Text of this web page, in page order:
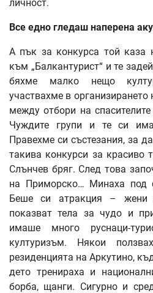
личност.
Все едно гледаш наперена
А пък за конкурса той каза
към „Балкантурист“ и те
бяхме малко нещо
участвахме в организирането
между отбори на
Чуждите групи и те си
Правехме си състезания, за
такива конкурси за
Слънчев бряг. След това
на Приморско… Минаха под
Беше си атракция –
показват тела за чудо и
имаше много руснаци-
културизъм. Някои
резиденцията на Аркутино,
дето тренираха и
борба, щанги. Сигурно и